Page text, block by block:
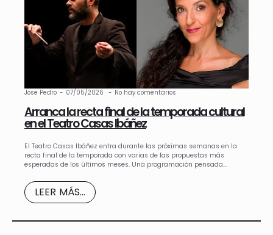
Arranca la recta final de la temporada cultural
en el Teatro Casas Ibáñez
Jose Pedro 07/05/2026 No hay comentarios
El Teatro Casas Ibáñez entra durante las próximas semanas en la
recta final de la temporada con varias de las propuestas más
esperadas de los últimos meses. Una programación pensada…
LEER MÁS...